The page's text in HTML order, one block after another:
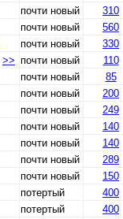
почти новый 310
почти новый 560
почти новый 330
>> почти новый 110
почти новый 85
почти новый 200
почти новый 249
почти новый 140
почти новый 140
почти новый 289
почти новый 150
потертый 400
потертый 400